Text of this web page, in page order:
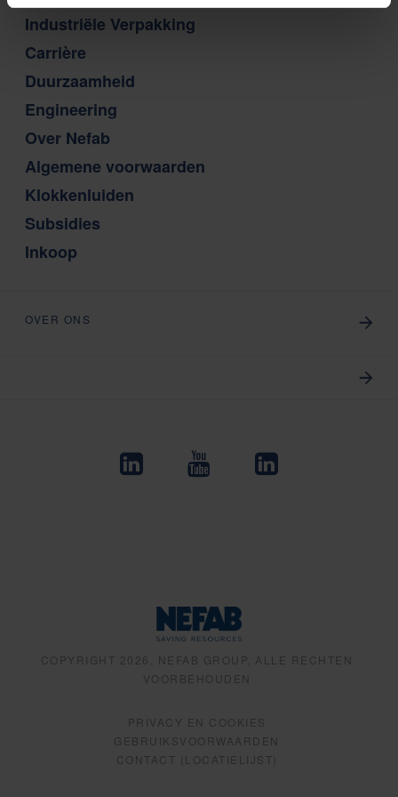
Industriële Verpakking
Carrière
Duurzaamheid
Engineering
Over Nefab
Algemene voorwaarden
Klokkenluiden
Subsidies
Inkoop
OVER ONS
COPYRIGHT 2026, NEFAB GROUP, ALLE RECHTEN
VOORBEHOUDEN
PRIVACY EN COOKIES
GEBRUIKSVOORWAARDEN
CONTACT (LOCATIELIJST)